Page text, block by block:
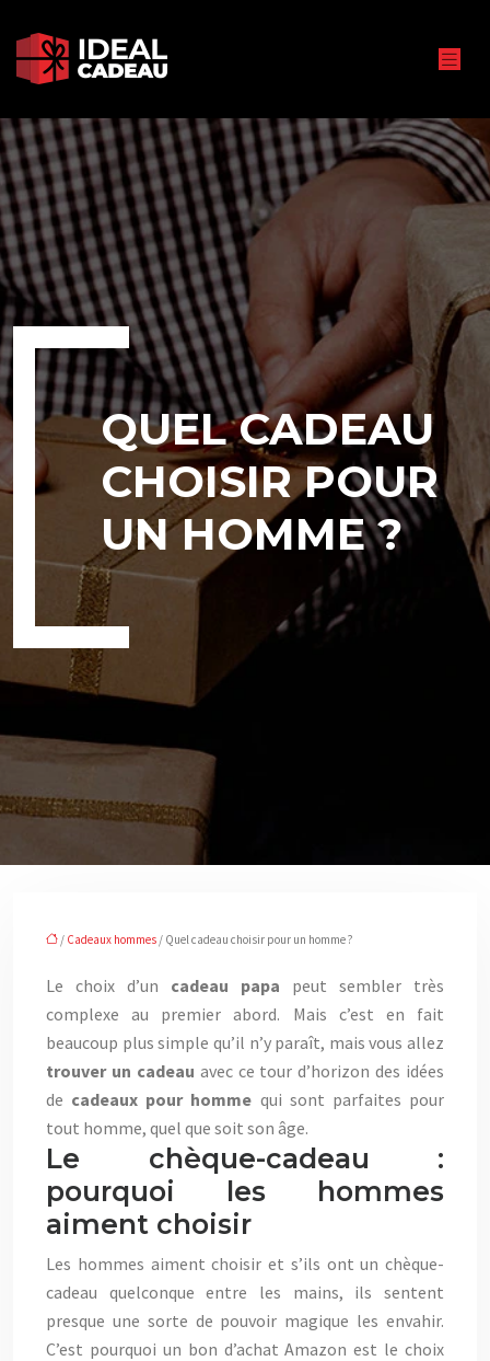
QUEL CADEAU
CHOISIR POUR
UN HOMME ?
/ Cadeaux hommes / Quel cadeau choisir pour un homme ?
Le choix d’un cadeau papa peut sembler très
complexe au premier abord. Mais c’est en fait
beaucoup plus simple qu’il n’y paraît, mais vous allez
trouver un cadeau avec ce tour d’horizon des idées
de cadeaux pour homme qui sont parfaites pour
tout homme, quel que soit son âge.
Le chèque-cadeau :
pourquoi les hommes
aiment choisir
Les hommes aiment choisir et s’ils ont un chèque-
cadeau quelconque entre les mains, ils sentent
presque une sorte de pouvoir magique les envahir.
C’est pourquoi un bon d’achat Amazon est le choix